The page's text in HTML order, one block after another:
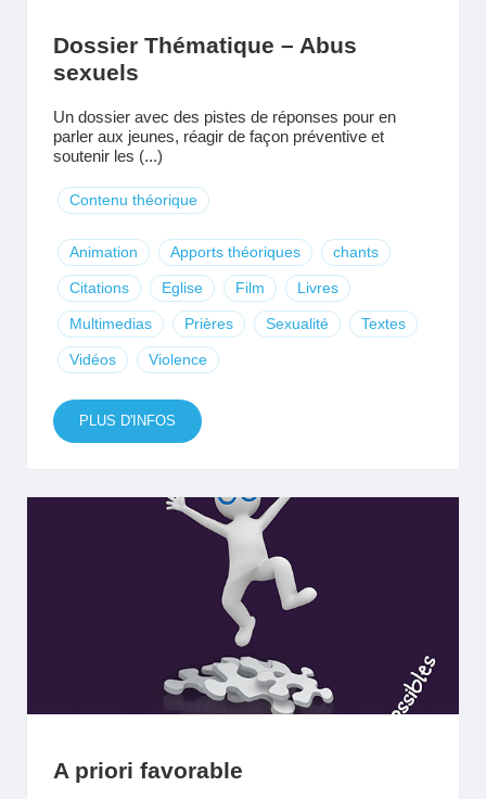
Dossier Thématique – Abus
sexuels
Un dossier avec des pistes de réponses pour en
parler aux jeunes, réagir de façon préventive et
soutenir les (...)
Contenu théorique
Animation Apports théoriques chants
Citations Eglise Film Livres
Multimedias Prières Sexualité Textes
Vidéos Violence
PLUS D'INFOS
A priori favorable